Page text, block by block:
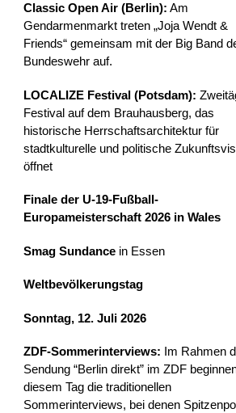
Classic Open Air (Berlin): Am
Gendarmenmarkt treten „Joja Wendt &
Friends“ gemeinsam mit der Big Band
Bundeswehr auf.
LOCALIZE Festival (Potsdam):
Festival auf dem Brauhausberg, das
historische Herrschaftsarchitektur für
stadtkulturelle und politische
öffnet
Finale der U-19-Fußball-
Europameisterschaft 2026 in Wales
Smag Sundance in Essen
Weltbevölkerungstag
Sonntag, 12. Juli 2026
ZDF-Sommerinterviews: Im Rahmen
Sendung “Berlin direkt” im ZDF
diesem Tag die traditionellen
Sommerinterviews, bei denen